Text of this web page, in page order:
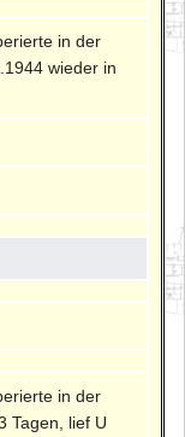
in der
wieder in
in der
Tagen, lief U